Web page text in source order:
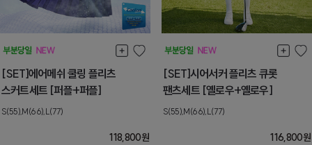
[SET]에어메쉬 쿨링 플리츠
스커트세트 [퍼플+퍼플]
S(55),M(66),L(77)
118,800원
[SET]시어서커 플리츠 큐롯
팬츠세트 [옐로우+옐로우]
S(55),M(66),L(77)
116,800원